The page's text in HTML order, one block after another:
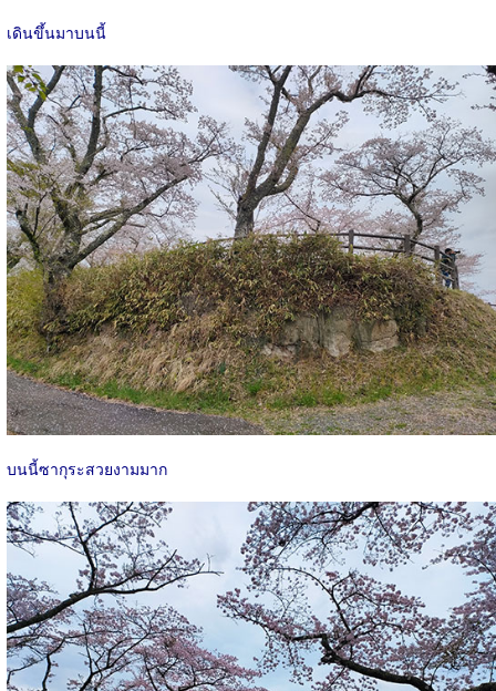
เดินขึ้นมาบนนี้
บนนี้ซากุระสวยงามมาก